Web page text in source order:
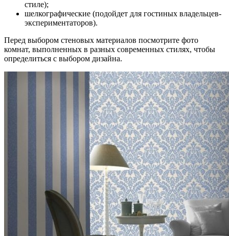
стиле);
шелкографические (подойдет для гостиных владельцев-
экспериментаторов).
Перед выбором стеновых материалов посмотрите фото
комнат, выполненных в разных современных стилях, чтобы
определиться с выбором дизайна.